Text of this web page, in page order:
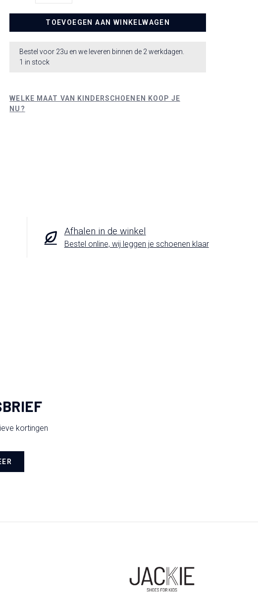
TOEVOEGEN AAN WINKELWAGEN
Bestel voor 23u en we leveren binnen de 2 werkdagen.
1 in stock
WELKE MAAT VAN KINDERSCHOENEN KOOP JE
NU?
Afhalen in de winkel
Bestel online, wij leggen je schoenen klaar
kortingen